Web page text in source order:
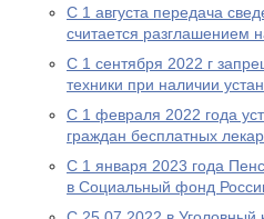
С 1 августа передача
считается разглашением
С 1 сентября 2022 г
техники при наличии
С 1 февраля 2022 года
граждан бесплатных
С 1 января 2023 года
в Социальный фонд